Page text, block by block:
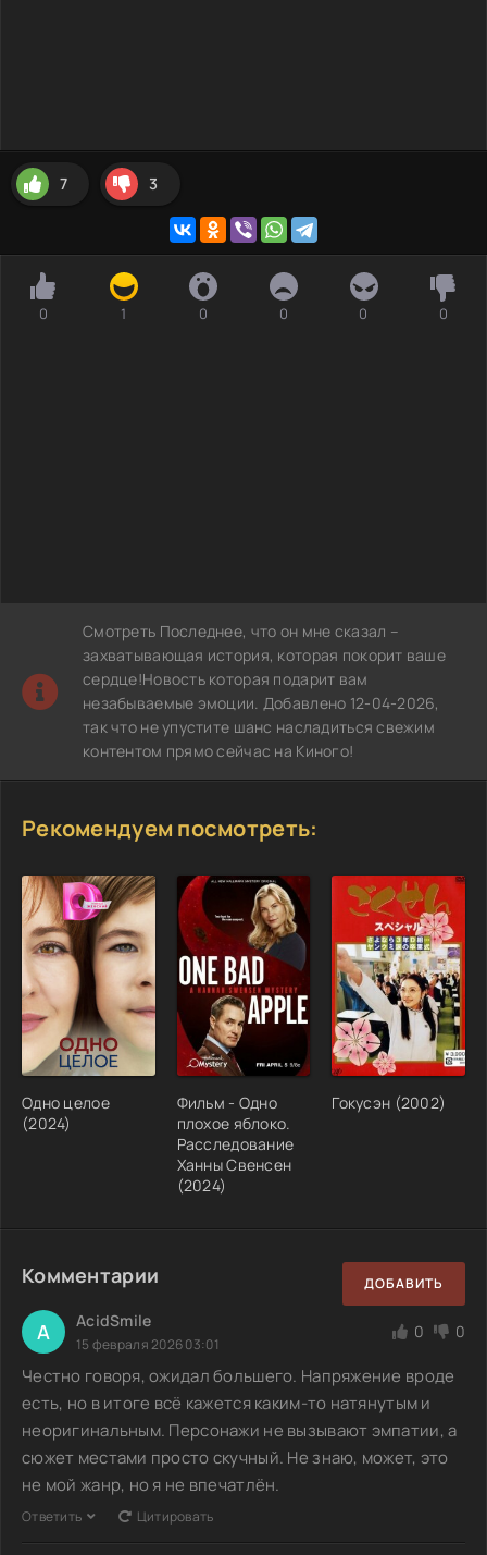
7 3
0 1 0 0 0 0
Смотреть Последнее, что он мне сказал –
захватывающая история, которая покорит ваше
сердце!Новость которая подарит вам
незабываемые эмоции. Добавлено 12-04-2026,
так что не упустите шанс насладиться свежим
контентом прямо сейчас на Киного!
Рекомендуем посмотреть:
Одно целое
(2024)
Фильм - Одно
плохое яблоко.
Расследование
Ханны Свенсен
(2024)
Гокусэн (2002)
Комментарии ДОБАВИТЬ
A AcidSmile
15 февраля 2026 03:01
0 0
Честно говоря, ожидал большего. Напряжение вроде
есть, но в итоге всё кажется каким-то натянутым и
неоригинальным. Персонажи не вызывают эмпатии, а
сюжет местами просто скучный. Не знаю, может, это
не мой жанр, но я не впечатлён.
Ответить Цитировать